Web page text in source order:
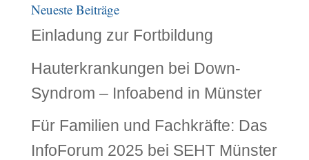
Neueste Beiträge
Einladung zur Fortbildung
Hauterkrankungen bei Down-
Syndrom – Infoabend in Münster
Für Familien und Fachkräfte: Das
InfoForum 2025 bei SEHT Münster